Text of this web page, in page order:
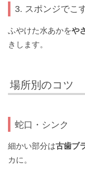
3. スポンジでこ
ふやけた水あかをや
きします。
場所別のコツ
蛇口・シンク
細かい部分は古歯ブ
カに。